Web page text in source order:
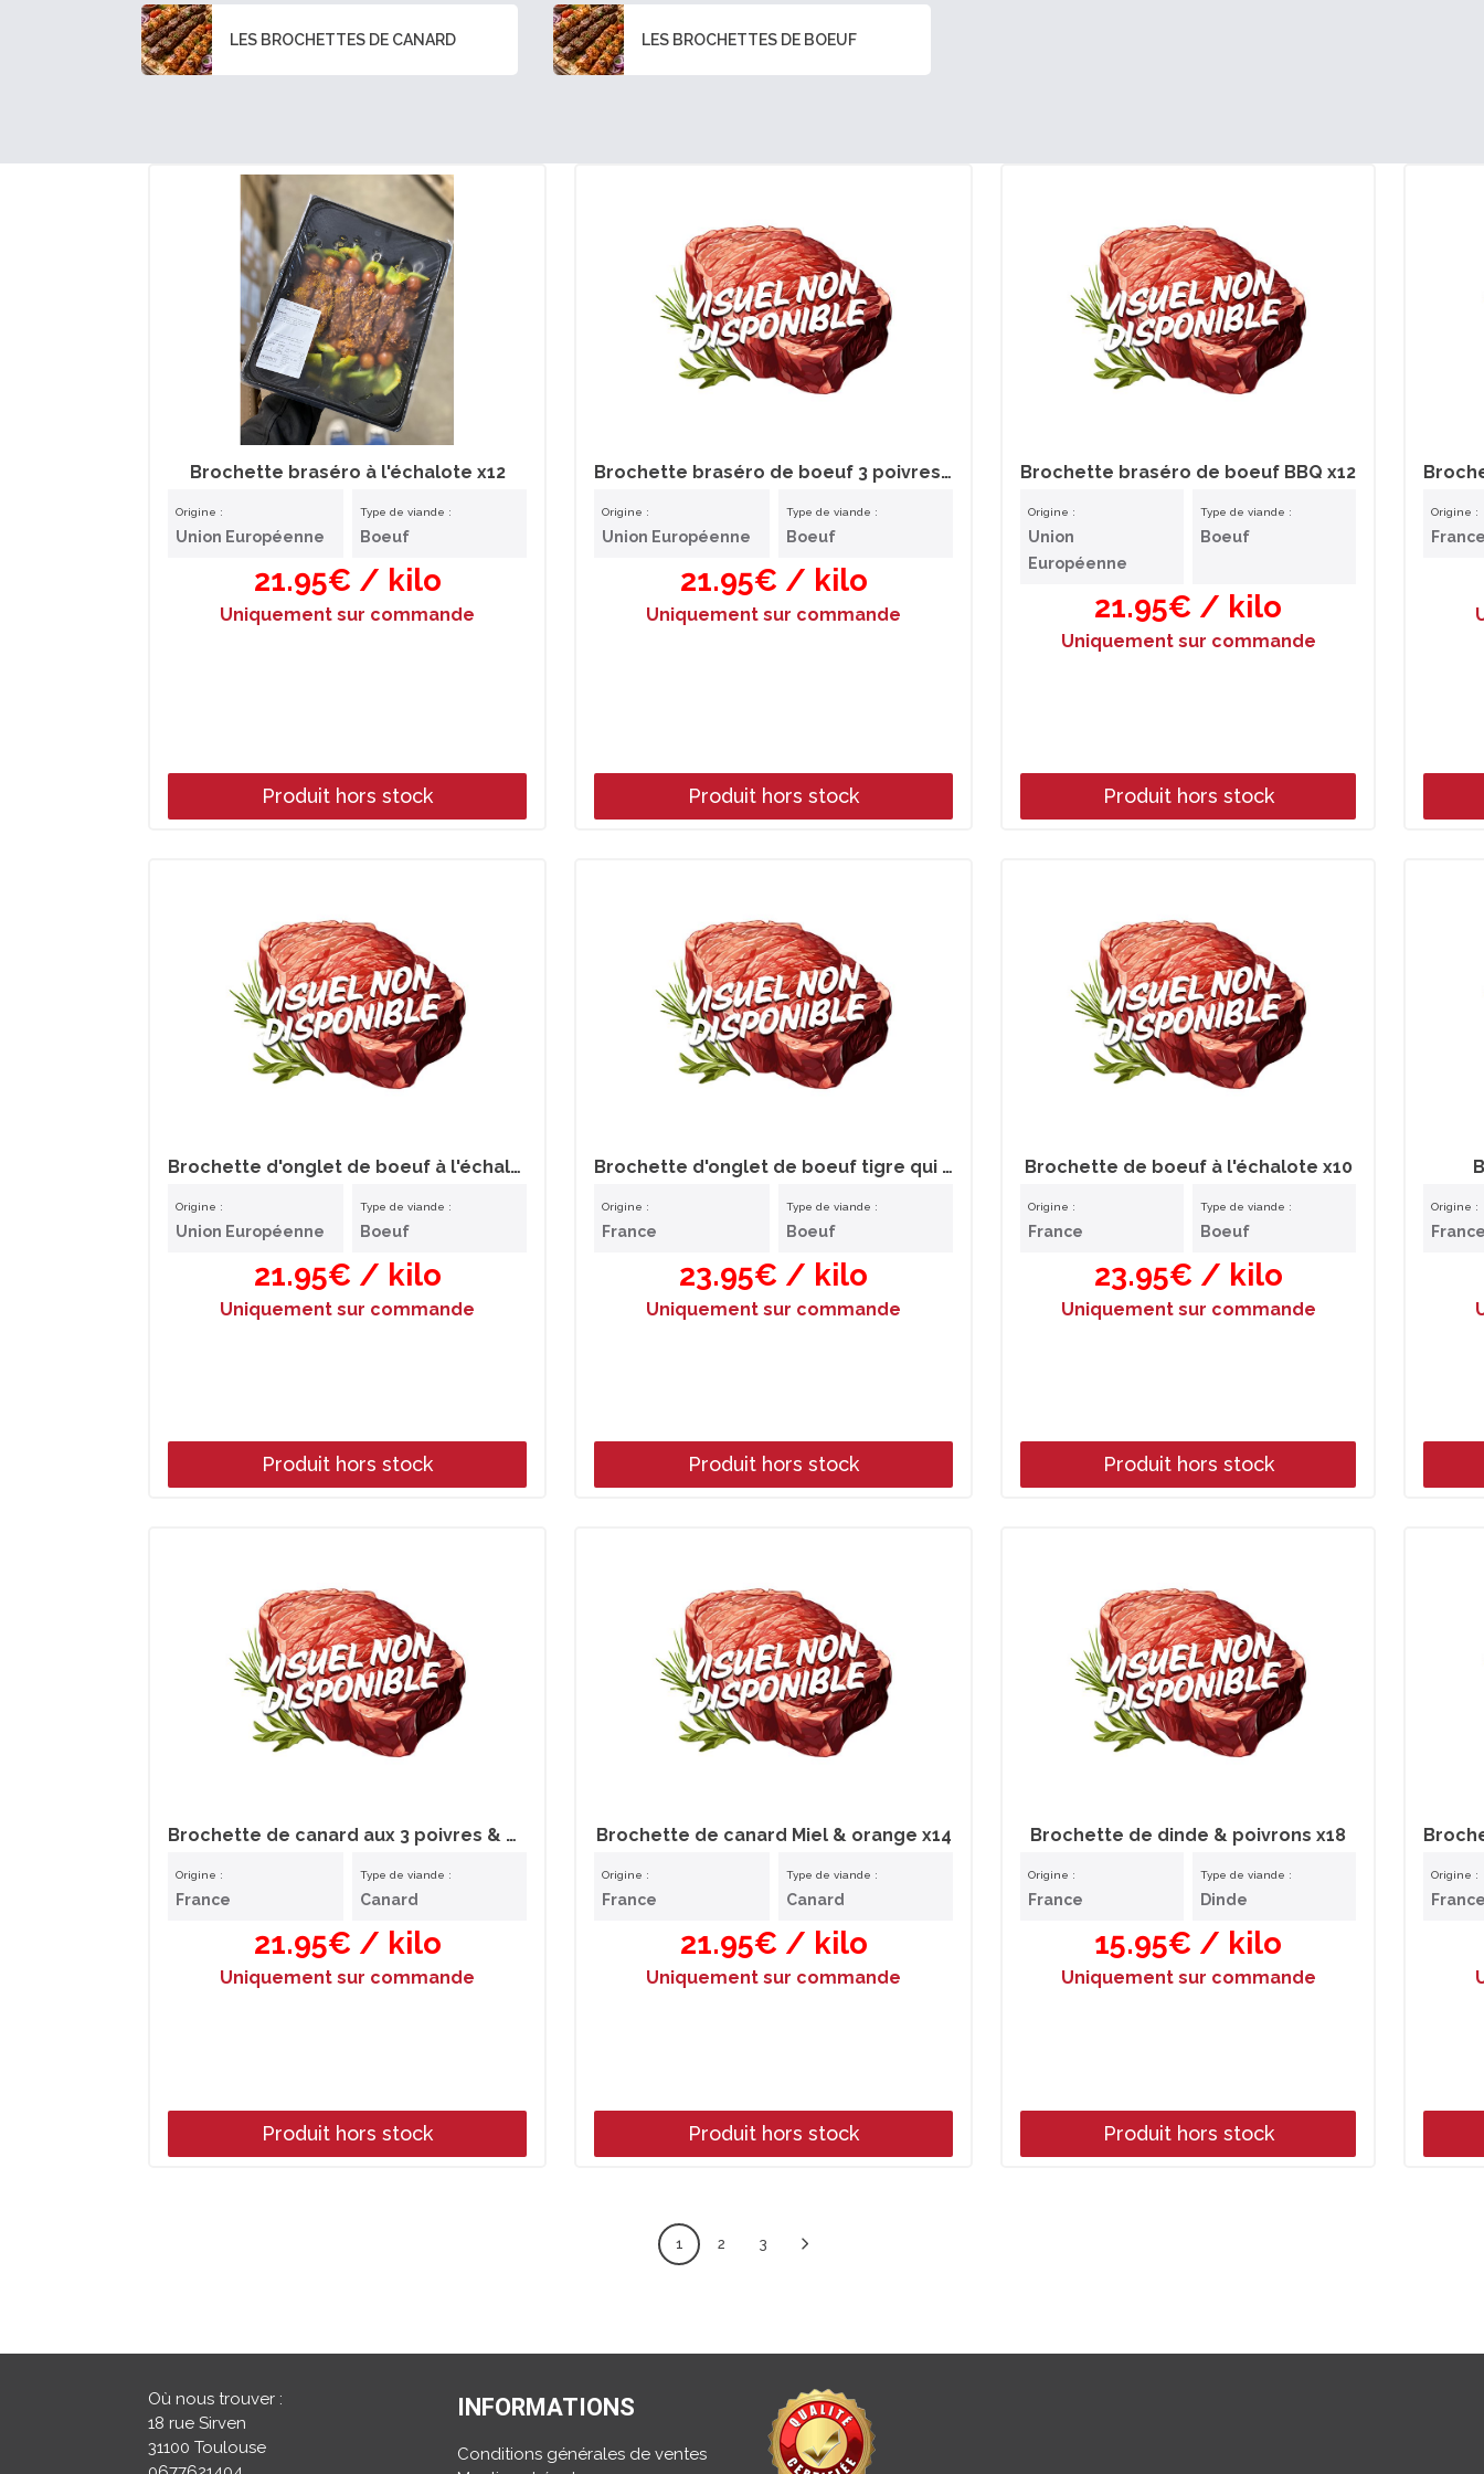
LES BROCHETTES DE CANARD LES BROCHETTES DE BOEUF
Brochette braséro à l'échalote x12
Origine :
Union Européenne
Type de viande :
Boeuf
21.95€ / kilo
Uniquement sur commande
Produit hors stock
Brochette braséro de boeuf 3 poivres x12
Origine :
Union Européenne
Type de viande :
Boeuf
21.95€ / kilo
Uniquement sur commande
Produit hors stock
Brochette braséro de boeuf BBQ x12
Origine :
Union
Européenne
Type de viande :
Boeuf
21.95€ / kilo
Uniquement sur commande
Produit hors stock
Origine :
Brochette d'onglet de boeuf à l'échalote x12
Origine :
Union Européenne
Type de viande :
Boeuf
21.95€ / kilo
Uniquement sur commande
Produit hors stock
Brochette d'onglet de boeuf tigre qui pleure x10
Origine :
France
Type de viande :
Boeuf
23.95€ / kilo
Uniquement sur commande
Produit hors stock
Brochette de boeuf à l'échalote x10
Origine :
France
Type de viande :
Boeuf
23.95€ / kilo
Uniquement sur commande
Produit hors stock
Origine :
Brochette de canard aux 3 poivres & pruneaux x14
Origine :
France
Type de viande :
Canard
21.95€ / kilo
Uniquement sur commande
Produit hors stock
Brochette de canard Miel & orange x14
Origine :
France
Type de viande :
Canard
21.95€ / kilo
Uniquement sur commande
Produit hors stock
Brochette de dinde & poivrons x18
Origine :
France
Type de viande :
Dinde
15.95€ / kilo
Uniquement sur commande
Produit hors stock
Origine :
1 2 3
Où nous trouver :
18 rue Sirven
31100 Toulouse
INFORMATIONS
Conditions générales de ventes